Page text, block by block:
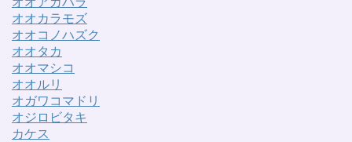
オオカラモズ
オオコノハズク
オオタカ
オオマシコ
オオルリ
オガワコマドリ
オジロビタキ
カケス